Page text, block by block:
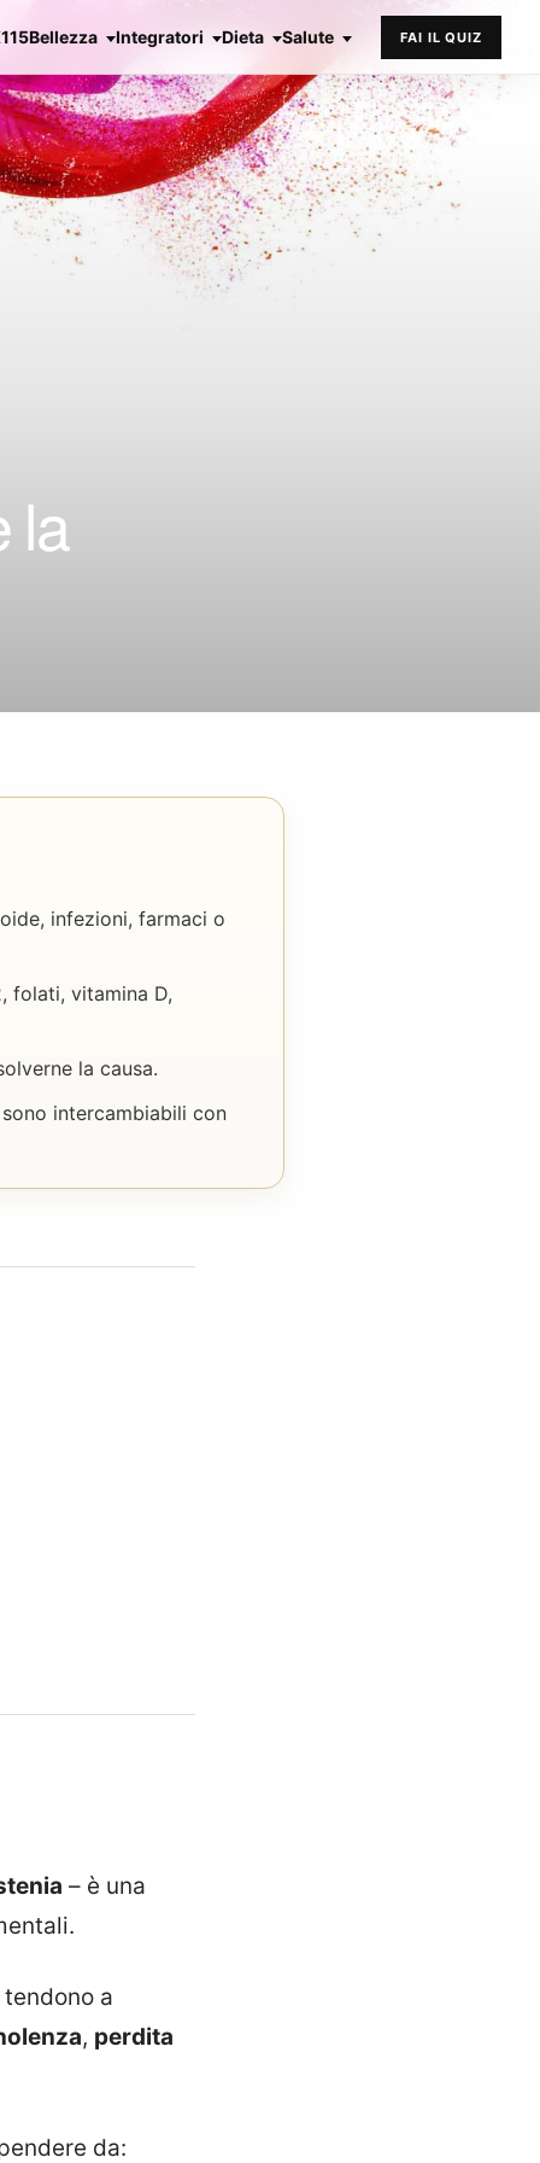
Bellezza Integratori Dieta Salute FAI IL QUIZ
la
infezioni, farmaci o
folati, vitamina D,
la causa.
intercambiabili con
– è una
a
, perdita
da: